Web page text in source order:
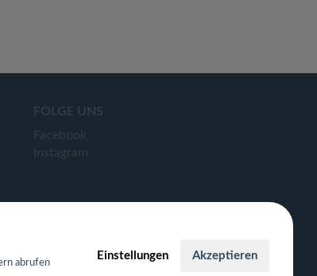
FOLGE UNS
Facebook
Instagram
abrufen
Einstellungen Akzeptieren